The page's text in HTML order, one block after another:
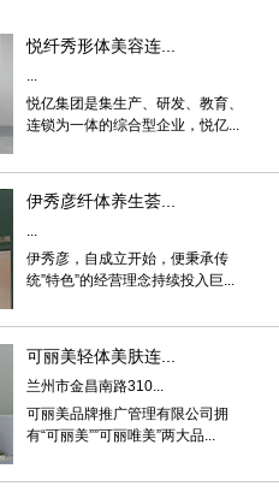
悦纤秀形体美容连...
...
悦亿集团是集生产、研发、教育、
连锁为一体的综合型企业，悦亿...
伊秀彦纤体养生荟...
伊秀彦，自成立开始，便秉承传
统”特色”的经营理念持续投入巨...
可丽美轻体美肤连...
兰州市金昌南路310...
可丽美品牌推广管理有限公司拥
有“可丽美””可丽唯美”两大品...